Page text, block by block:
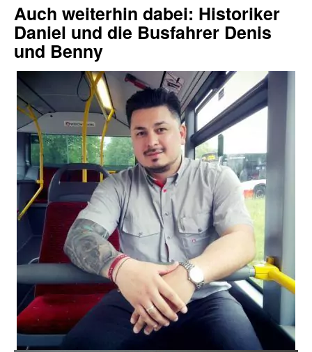
Auch weiterhin dabei: Historiker
Daniel und die Busfahrer Denis
und Benny